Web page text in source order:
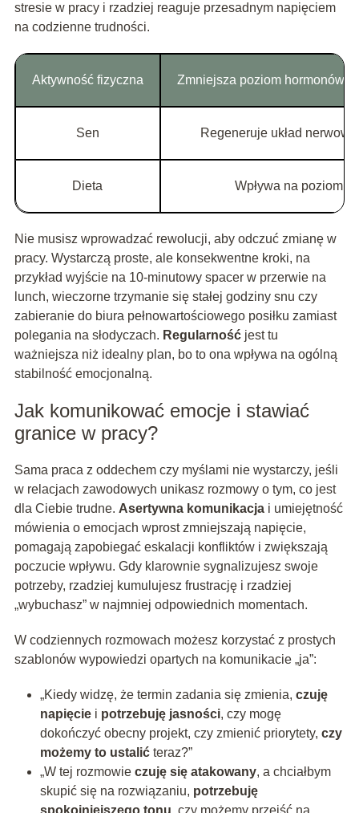
stresie w pracy i rzadziej reaguje przesadnym napięciem
na codzienne trudności.
Aktywność fizyczna Zmniejsza poziom hormonów
Sen Regeneruje układ
Dieta Wpływa na poziom
Nie musisz wprowadzać rewolucji, aby odczuć zmianę w
pracy. Wystarczą proste, ale konsekwentne kroki, na
przykład wyjście na 10-minutowy spacer w przerwie na
lunch, wieczorne trzymanie się stałej godziny snu czy
zabieranie do biura pełnowartościowego posiłku zamiast
polegania na słodyczach. Regularnośćjest tu
ważniejsza niż idealny plan, bo to ona wpływa na ogólną
stabilność emocjonalną.
Jak komunikować emocje i stawiać
granice w pracy?
Sama praca z oddechem czy myślami nie wystarczy, jeśli
w relacjach zawodowych unikasz rozmowy o tym, co jest
dla Ciebie trudne. Asertywna komunikacjai umiejętność
mówienia o emocjach wprost zmniejszają napięcie,
pomagają zapobiegać eskalacji konfliktów i zwiększają
poczucie wpływu. Gdy klarownie sygnalizujesz swoje
potrzeby, rzadziej kumulujesz frustrację i rzadziej
„wybuchasz” w najmniej odpowiednich momentach.
W codziennych rozmowach możesz korzystać z prostych
szablonów wypowiedzi opartych na komunikacie „ja”:
„Kiedy widzę, że termin zadania się zmienia, czuję
napięciei potrzebuję jasności, czy mogę
dokończyć obecny projekt, czy zmienić priorytety, czy
możemy to ustalićteraz?”
„W tej rozmowie czuję się atakowany, a chciałbym
skupić się na rozwiązaniu, potrzebuję